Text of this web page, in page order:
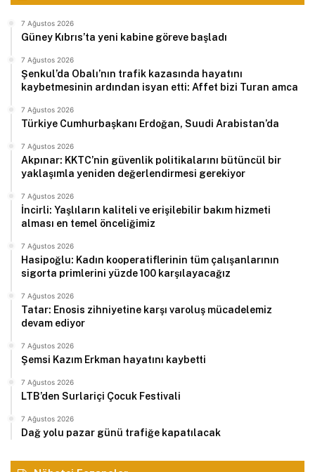
7 Ağustos 2026
Güney Kıbrıs’ta yeni kabine göreve başladı
7 Ağustos 2026
Şenkul’da Obalı’nın trafik kazasında hayatını
kaybetmesinin ardından isyan etti: Affet bizi Turan amca
7 Ağustos 2026
Türkiye Cumhurbaşkanı Erdoğan, Suudi Arabistan’da
7 Ağustos 2026
Akpınar: KKTC’nin güvenlik politikalarını bütüncül bir
yaklaşımla yeniden değerlendirmesi gerekiyor
7 Ağustos 2026
İncirli: Yaşlıların kaliteli ve erişilebilir bakım hizmeti
alması en temel önceliğimiz
7 Ağustos 2026
Hasipoğlu: Kadın kooperatiflerinin tüm çalışanlarının
sigorta primlerini yüzde 100 karşılayacağız
7 Ağustos 2026
Tatar: Enosis zihniyetine karşı varoluş mücadelemiz
devam ediyor
7 Ağustos 2026
Şemsi Kazım Erkman hayatını kaybetti
7 Ağustos 2026
LTB’den Surlariçi Çocuk Festivali
7 Ağustos 2026
Dağ yolu pazar günü trafiğe kapatılacak